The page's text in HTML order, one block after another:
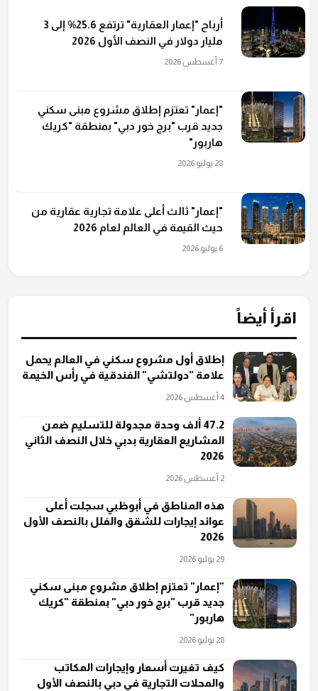
أرباح "إعمار العقارية" ترتفع 25.6% إلى 3
مليار دولار في النصف الأول 2026
7 أغسطس 2026
"إعمار" تعتزم إطلاق مشروع مبنى سكني
جديد قرب "برج خور دبي" بمنطقة "كريك
هاربور"
28 يوليو 2026
"إعمار" ثالث أعلى علامة تجارية عقارية من
حيث القيمة في العالم لعام 2026
6 يوليو 2026
اقرأ أيضاً
إطلاق أول مشروع سكني في العالم يحمل
علامة "دولتشي" الفندقية في رأس الخيمة
4 أغسطس 2026
47.2 ألف وحدة مجدولة للتسليم ضمن
المشاريع العقارية بدبي خلال النصف الثاني
2026
2 أغسطس 2026
هذه المناطق في أبوظبي سجلت أعلى
عوائد إيجارات للشقق والفلل بالنصف الأول
2026
29 يوليو 2026
"إعمار" تعتزم إطلاق مشروع مبنى سكني
جديد قرب "برج خور دبي" بمنطقة "كريك
هاربور"
28 يوليو 2026
كيف تغيرت أسعار وإيجارات المكاتب
والمحلات التجارية في دبي بالنصف الأول